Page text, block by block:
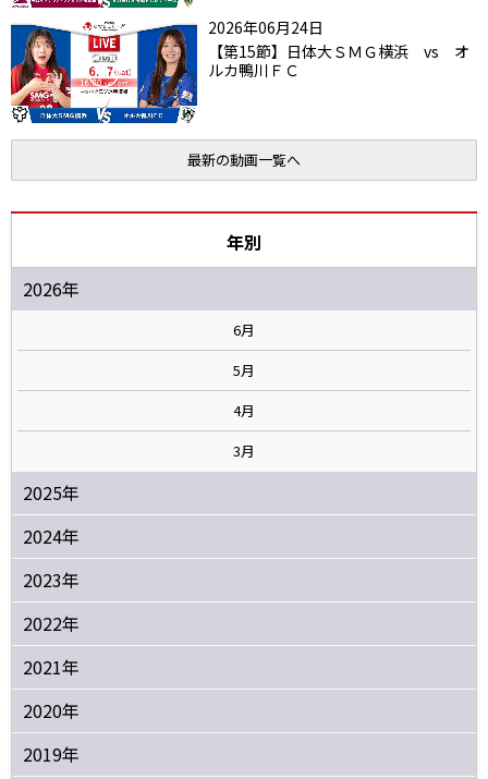
2026年06月24日
【第15節】日体大ＳＭＧ横浜 vs オ
ルカ鴨川ＦＣ
最新の動画一覧へ
年別
2026年
6月
5月
4月
3月
2025年
2024年
2023年
2022年
2021年
2020年
2019年